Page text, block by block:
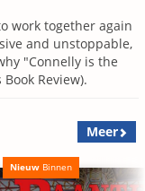
work together again
and unstoppable,
"Connelly is the
Review).
Meer
Nieuw Binnen